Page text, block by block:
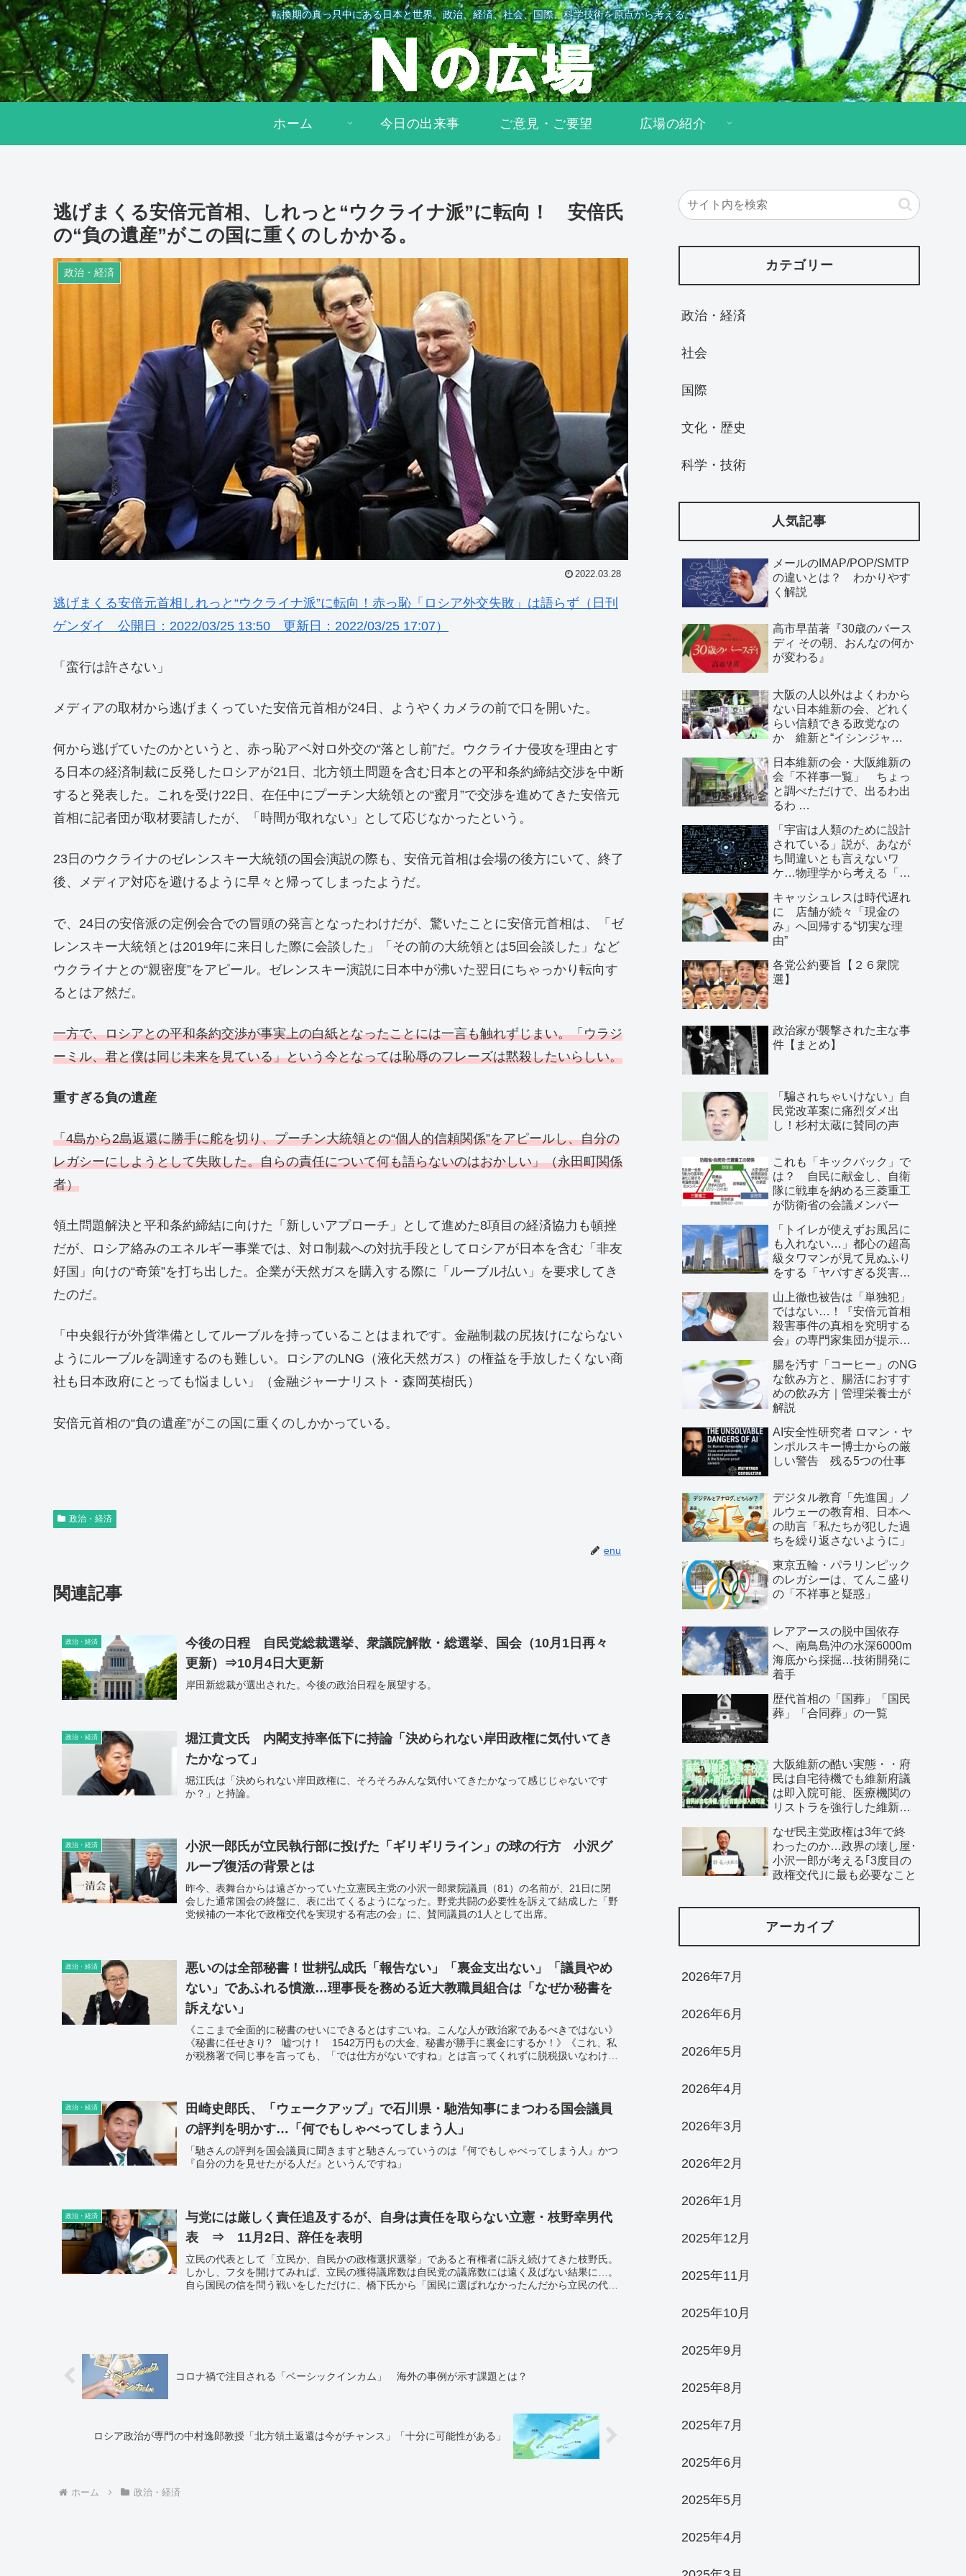
転換期の真っ只中にある日本と世界。政治、経済、社会、国際、科学技術を原点から考える。
ホーム 今日の出来事 ご意見・ご要望 広場の紹介
逃げまくる安倍元首相、しれっと“ウクライナ派”に転向！ 安倍氏
の“負の遺産”がこの国に重くのしかかる。
政治・経済
2022.03.28
逃げまくる安倍元首相しれっと“ウクライナ派”に転向！赤っ恥「ロシア外交失敗」は語らず（日刊
ゲンダイ 公開日：2022/03/25 13:50 更新日：2022/03/25 17:07）
「蛮行は許さない」
メディアの取材から逃げまくっていた安倍元首相が24日、ようやくカメラの前で口を開いた。
何から逃げていたのかというと、赤っ恥アベ対ロ外交の“落とし前”だ。ウクライナ侵攻を理由とす
る日本の経済制裁に反発したロシアが21日、北方領土問題を含む日本との平和条約締結交渉を中断
すると発表した。これを受け22日、在任中にプーチン大統領との“蜜月”で交渉を進めてきた安倍元
首相に記者団が取材要請したが、「時間が取れない」として応じなかったという。
23日のウクライナのゼレンスキー大統領の国会演説の際も、安倍元首相は会場の後方にいて、終了
後、メディア対応を避けるように早々と帰ってしまったようだ。
で、24日の安倍派の定例会合での冒頭の発言となったわけだが、驚いたことに安倍元首相は、「ゼ
レンスキー大統領とは2019年に来日した際に会談した」「その前の大統領とは5回会談した」など
ウクライナとの“親密度”をアピール。ゼレンスキー演説に日本中が沸いた翌日にちゃっかり転向す
るとはア然だ。
一方で、ロシアとの平和条約交渉が事実上の白紙となったことには一言も触れずじまい。「ウラジ
ーミル、君と僕は同じ未来を見ている」という今となっては恥辱のフレーズは黙殺したいらしい。
重すぎる負の遺産
「4島から2島返還に勝手に舵を切り、プーチン大統領との“個人的信頼関係”をアピールし、自分の
レガシーにしようとして失敗した。自らの責任について何も語らないのはおかしい」（永田町関係
者）
領土問題解決と平和条約締結に向けた「新しいアプローチ」として進めた8項目の経済協力も頓挫
だが、ロシア絡みのエネルギー事業では、対ロ制裁への対抗手段としてロシアが日本を含む「非友
好国」向けの“奇策”を打ち出した。企業が天然ガスを購入する際に「ルーブル払い」を要求してき
たのだ。
「中央銀行が外貨準備としてルーブルを持っていることはまれです。金融制裁の尻抜けにならない
ようにルーブルを調達するのも難しい。ロシアのLNG（液化天然ガス）の権益を手放したくない商
社も日本政府にとっても悩ましい」（金融ジャーナリスト・森岡英樹氏）
安倍元首相の“負の遺産”がこの国に重くのしかかっている。
政治・経済
enu
関連記事
政治・経済
今後の日程 自民党総裁選挙、衆議院解散・総選挙、国会（10月1日再々
更新）⇒10月4日大更新
岸田新総裁が選出された。今後の政治日程を展望する。
政治・経済
堀江貴文氏 内閣支持率低下に持論「決められない岸田政権に気付いてき
たかなって」
堀江氏は「決められない岸田政権に、そろそろみんな気付いてきたかなって感じじゃないです
か？」と持論。
政治・経済
小沢一郎氏が立民執行部に投げた「ギリギリライン」の球の行方 小沢グ
ループ復活の背景とは
昨今、表舞台からは遠ざかっていた立憲民主党の小沢一郎衆院議員（81）の名前が、21日に閉
会した通常国会の終盤に、表に出てくるようになった。野党共闘の必要性を訴えて結成した「野
党候補の一本化で政権交代を実現する有志の会」に、賛同議員の1人として出席。
政治・経済
悪いのは全部秘書！世耕弘成氏「報告ない」「裏金支出ない」「議員やめ
ない」であふれる憤激…理事長を務める近大教職員組合は「なぜか秘書を
訴えない」
《ここまで全面的に秘書のせいにできるとはすごいね。こんな人が政治家であるべきではない》
《秘書に任せきり? 嘘つけ！ 1542万円もの大金、秘書が勝手に裏金にするか！》《これ、私
が税務署で同じ事を言っても、「では仕方がないですね」とは言ってくれずに脱税扱いなわけよ
政治・経済
田崎史郎氏、「ウェークアップ」で石川県・馳浩知事にまつわる国会議員
の評判を明かす…「何でもしゃべってしまう人」
「馳さんの評判を国会議員に聞きますと馳さんっていうのは『何でもしゃべってしまう人』かつ
『自分の力を見せたがる人だ』というんですね」
政治・経済
与党には厳しく責任追及するが、自身は責任を取らない立憲・枝野幸男代
表 ⇒ 11月2日、辞任を表明
立民の代表として「立民か、自民かの政権選択選挙」であると有権者に訴え続けてきた枝野氏。
しかし、フタを開けてみれば、立民の獲得議席数は自民党の議席数には遠く及ばない結果に…。
自ら国民の信を問う戦いをしただけに、橋下氏から「国民に選ばれなかったんだから立民の代表
コロナ禍で注目される「ベーシックインカム」 海外の事例が示す課題とは？
ロシア政治が専門の中村逸郎教授「北方領土返還は今がチャンス」「十分に可能性がある」
ホーム 政治・経済
カテゴリー
政治・経済
社会
国際
文化・歴史
科学・技術
人気記事
メールのIMAP/POP/SMTP
の違いとは？ わかりやす
く解説
高市早苗著『30歳のバース
ディ その朝、おんなの何か
が変わる』
大阪の人以外はよくわから
ない日本維新の会、どれく
らい信頼できる政党なの
か 維新と“イシンジャ
る、大阪で起きていること
日本維新の会・大阪維新の
会「不祥事一覧」 ちょっ
と調べただけで、出るわ出
るわ …
「宇宙は人類のために設計
されている」説が、あなが
ち間違いとも言えないワ
ケ…物理学から考える「こ
キャッシュレスは時代遅れ
に 店舗が続々「現金の
み」へ回帰する“切実な理
由”
各党公約要旨【２６衆院
選】
政治家が襲撃された主な事
件【まとめ】
「騙されちゃいけない」自
民党改革案に痛烈ダメ出
し！杉村太蔵に賛同の声
これも「キックバック」で
は？ 自民に献金し、自衛
隊に戦車を納める三菱重工
が防衛省の会議メンバー
「トイレが使えずお風呂に
も入れない…」都心の超高
級タワマンが見て見ぬふり
をする「ヤバすぎる災害リ
山上徹也被告は「単独犯」
ではない…！『安倍元首相
殺害事件の真相を究明する
会』の専門家集団が提示し
腸を汚す「コーヒー」のNG
な飲み方と、腸活におすす
めの飲み方｜管理栄養士が
解説
AI安全性研究者 ロマン・ヤ
ンポルスキー博士からの厳
しい警告 残る5つの仕事
デジタル教育「先進国」ノ
ルウェーの教育相、日本へ
の助言「私たちが犯した過
ちを繰り返さないように」
東京五輪・パラリンピック
のレガシーは、てんこ盛り
の「不祥事と疑惑」
レアアースの脱中国依存
へ、南鳥島沖の水深6000m
海底から採掘…技術開発に
着手
歴代首相の「国葬」「国民
葬」「合同葬」の一覧
大阪維新の酷い実態・・府
民は自宅待機でも維新府議
は即入院可能、医療機関の
リストラを強行した維新、
開催…
なぜ民主党政権は3年で終
わったのか…政界の壊し屋･
小沢一郎が考える｢3度目の
政権交代｣に最も必要なこと
アーカイブ
2026年7月
2026年6月
2026年5月
2026年4月
2026年3月
2026年2月
2026年1月
2025年12月
2025年11月
2025年10月
2025年9月
2025年8月
2025年7月
2025年6月
2025年5月
2025年4月